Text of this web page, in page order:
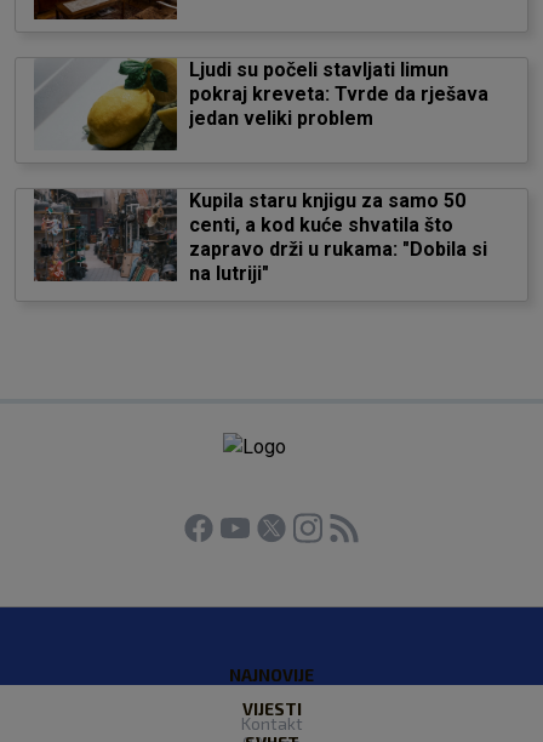
Ljudi su počeli stavljati limun
pokraj kreveta: Tvrde da rješava
jedan veliki problem
Kupila staru knjigu za samo 50
centi, a kod kuće shvatila što
zapravo drži u rukama: "Dobila si
na lutriji"
NAJNOVIJE
VIJESTI
Kontakt